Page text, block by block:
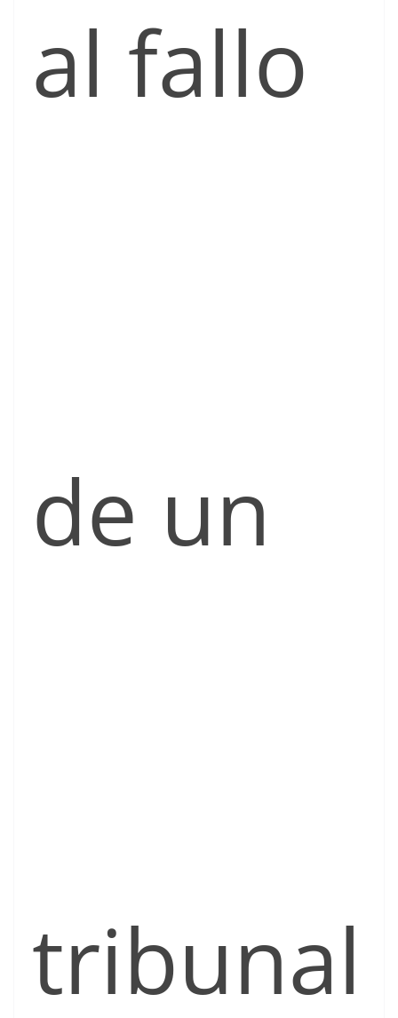
al fallo
de un
tribunal